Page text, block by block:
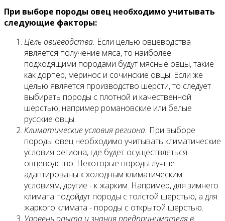
При выборе породы овец необходимо учитывать
следующие факторы:
Цель овцеводства. Если целью овцеводства
является получение мяса, то наиболее
подходящими породами будут мясные овцы, такие
как дорпер, меринос и сочинские овцы. Если же
целью является производство шерсти, то следует
выбирать породы с плотной и качественной
шерстью, например романовские или белые
русские овцы.
Климатические условия региона. При выборе
породы овец необходимо учитывать климатические
условия региона, где будет осуществляться
овцеводство. Некоторые породы лучше
адаптированы к холодным климатическим
условиям, другие - к жарким. Например, для зимнего
климата подойдут породы с толстой шерстью, а для
жаркого климата - породы с открытой шерстью.
Уровень опыта и знания предпринимателя в